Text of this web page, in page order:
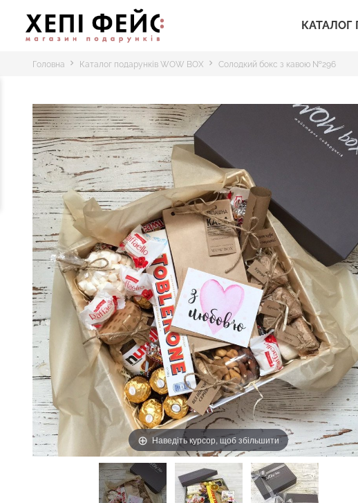
КАТАЛОГ
Головна Каталог подарунків WOW BOX Солодкий бокс з кавою №296
Наведіть курсор, щоб збільшити